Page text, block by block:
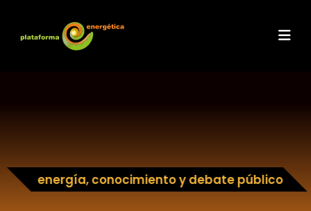
energía, conocimiento y debate público